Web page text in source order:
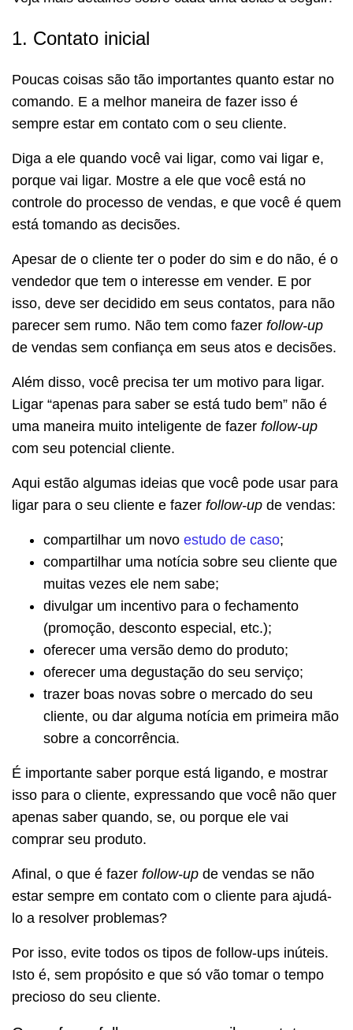
1. Contato inicial
Poucas coisas são tão importantes quanto estar no
comando. E a melhor maneira de fazer isso é
sempre estar em contato com o seu cliente.
Diga a ele quando você vai ligar, como vai ligar e,
porque vai ligar. Mostre a ele que você está no
controle do processo de vendas, e que você é quem
está tomando as decisões.
Apesar de o cliente ter o poder do sim e do não, é o
vendedor que tem o interesse em vender. E por
isso, deve ser decidido em seus contatos, para não
parecer sem rumo. Não tem como fazer follow-up
de vendas sem confiança em seus atos e decisões.
Além disso, você precisa ter um motivo para ligar.
Ligar “apenas para saber se está tudo bem” não é
uma maneira muito inteligente de fazer follow-up
com seu potencial cliente.
Aqui estão algumas ideias que você pode usar para
ligar para o seu cliente e fazer follow-up de vendas:
compartilhar um novo estudo de caso;
compartilhar uma notícia sobre seu cliente que
muitas vezes ele nem sabe;
divulgar um incentivo para o fechamento
(promoção, desconto especial, etc.);
oferecer uma versão demo do produto;
oferecer uma degustação do seu serviço;
trazer boas novas sobre o mercado do seu
cliente, ou dar alguma notícia em primeira mão
sobre a concorrência.
É importante saber porque está ligando, e mostrar
isso para o cliente, expressando que você não quer
apenas saber quando, se, ou porque ele vai
comprar seu produto.
Afinal, o que é fazer follow-up de vendas se não
estar sempre em contato com o cliente para ajudá-
lo a resolver problemas?
Por isso, evite todos os tipos de follow-ups inúteis.
Isto é, sem propósito e que só vão tomar o tempo
precioso do seu cliente.